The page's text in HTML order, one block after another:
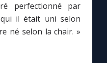
perfectionné par
il était uni selon
né selon la chair. »